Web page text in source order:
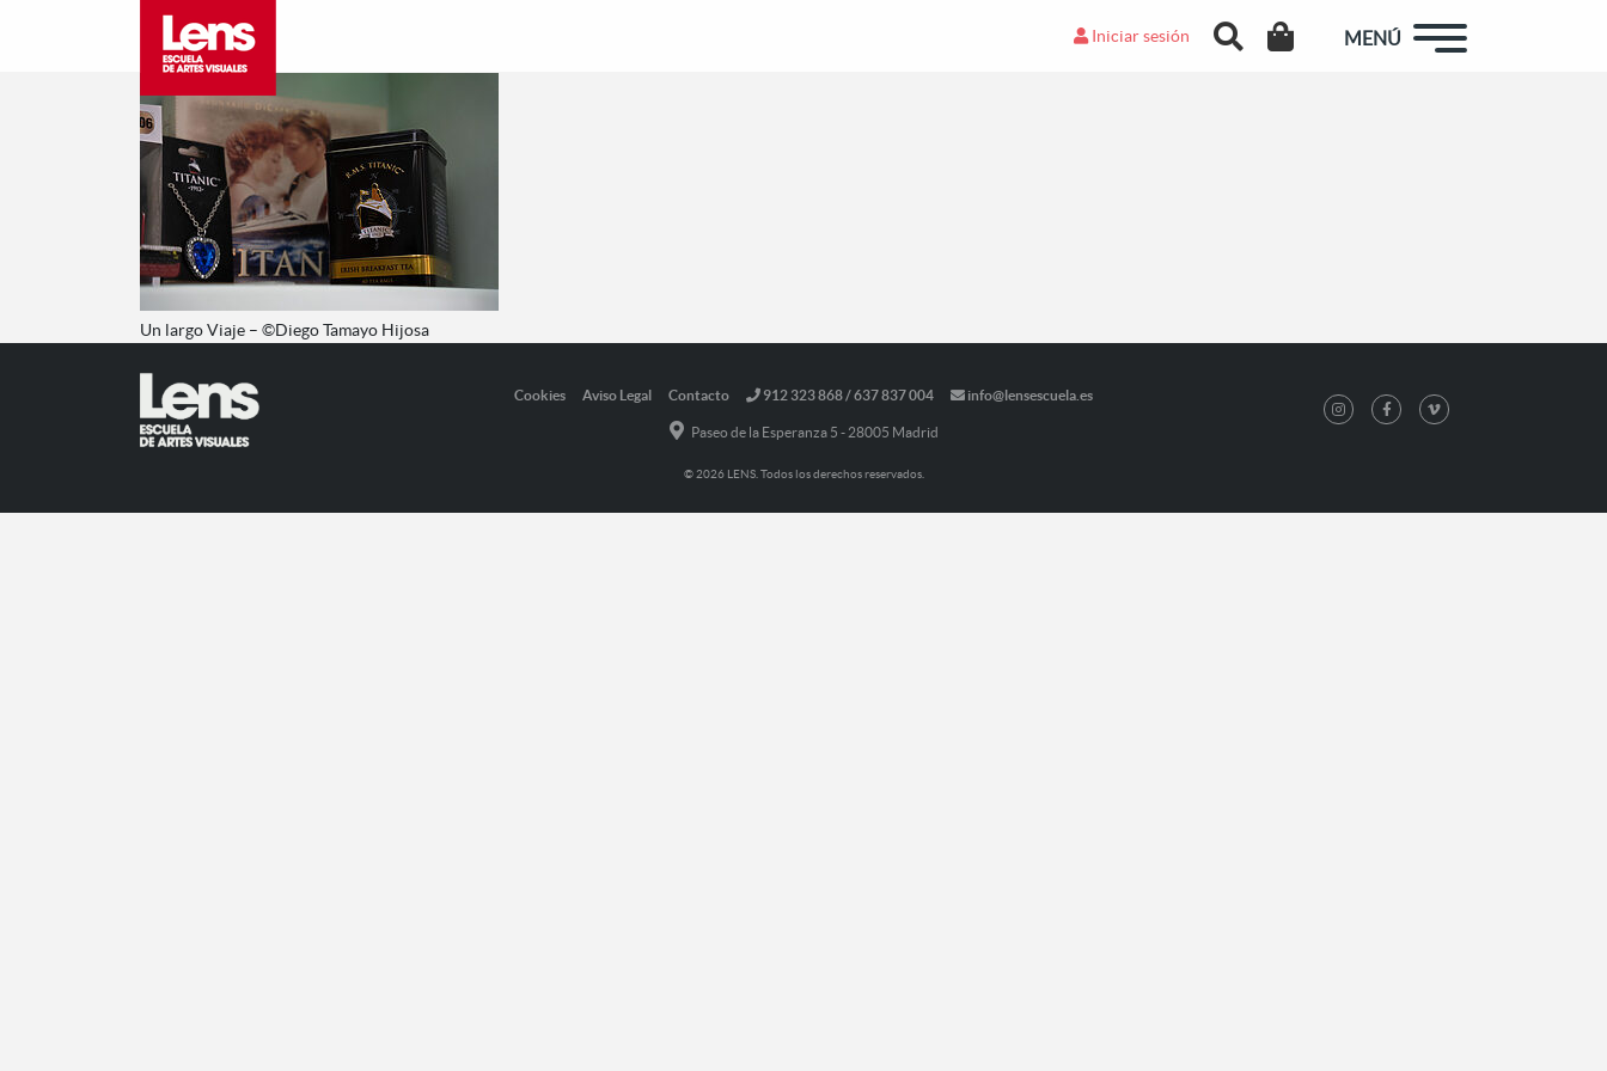
Iniciar sesión MENÚ
Un largo Viaje – ©Diego Tamayo Hijosa
Cookies Aviso Legal Contacto 912 323 868 / 637 837 004 info@lensescuela.es
Paseo de la Esperanza 5 - 28005 Madrid
© 2026 LENS. Todos los derechos reservados.